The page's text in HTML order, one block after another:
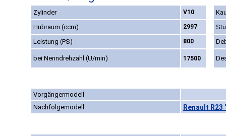
Zylinder V10
Hubraum (ccm)
2997
Leistung (PS)
800
bei Nenndrehzahl (U/min) 17500
Vorgängermodell
Nachfolgemodell
Renault R23